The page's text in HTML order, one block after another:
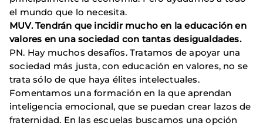
el mundo que lo necesita.
MUV. Tendrán que incidir mucho en la educación en
valores en una sociedad con tantas desigualdades.
PN. Hay muchos desafíos. Tratamos de apoyar una
sociedad más justa, con educación en valores, no se
trata sólo de que haya élites intelectuales.
Fomentamos una formación en la que aprendan
inteligencia emocional, que se puedan crear lazos de
fraternidad. En las escuelas buscamos una opción